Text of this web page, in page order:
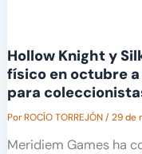
Hollow Knight y
físico en octubre a
para
PorROCÍO TORREJÓN/29 de
Meridiem Games ha